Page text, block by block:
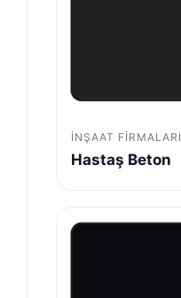
İNŞAAT FIRMALARI
Hastaş Beton